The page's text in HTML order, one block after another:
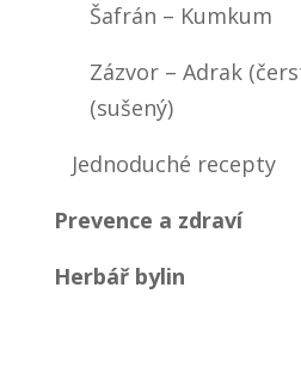
Šafrán – Kumkum
Zázvor – Adrak
(sušený)
Jednoduché recepty
Prevence a zdraví
Herbář bylin